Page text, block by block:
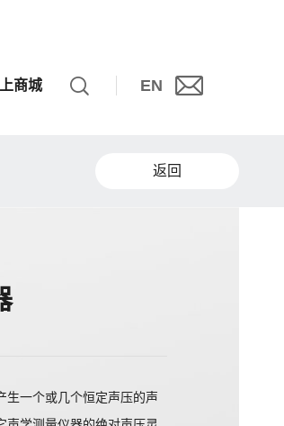
EN
商城
返回
生一个或几个恒定声压的声